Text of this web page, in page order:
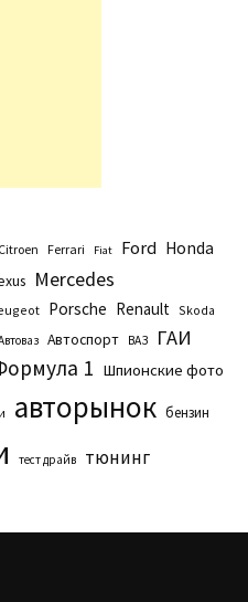
Citroen Ferrari Fiat Ford Honda
Mercedes
Porsche Renault Skoda
Автоспорт ВАЗ ГАИ
1 Шпионские фото
авторынок бензин
тест драйв тюнинг